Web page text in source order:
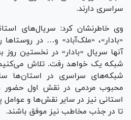
سراسری دارند.
وی خاطرنشان کرد: سریال‌های
«بادار»، «ملک‌آباد» و… در
آنها سریال «بادار» در نخستین
شبکه یک خواهد رفت. تلاش
شبکه‌های سراسری در استان‌ها
محبوب مردمی در نقش اول حضور
استانی نیز در سایر نقش‌ها و
تا در جذب مخاطب نیز موفق باشند.